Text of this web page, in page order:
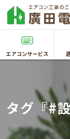
エアコンサービス
タグ『#